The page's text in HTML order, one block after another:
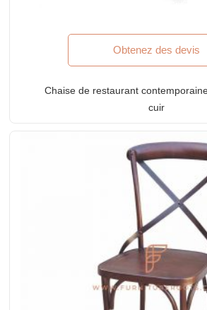
Obtenez des devis
Chaise de restaurant
cuir